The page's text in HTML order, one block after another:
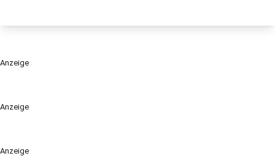
Anzeige
Anzeige
Anzeige